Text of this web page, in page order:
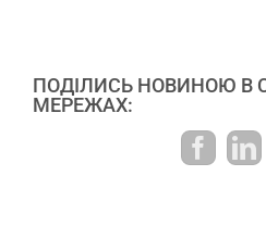
ПОДІЛИСЬ НОВИНОЮ В
МЕРЕЖАХ: